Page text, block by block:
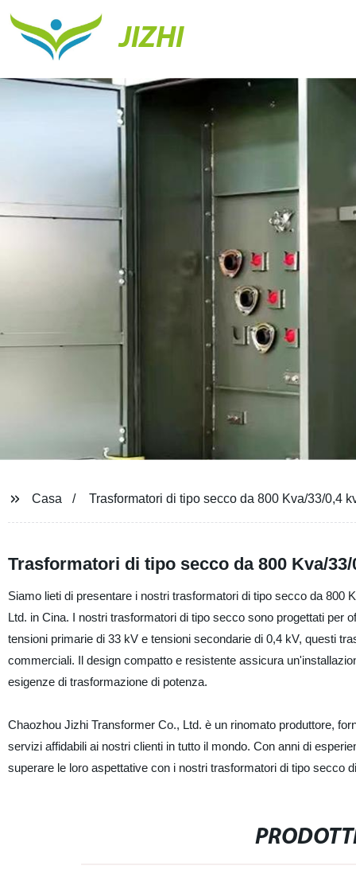
JIZHI
Casa Trasformatori di tipo secco da 800 Kva/33/0,4
Trasformatori di tipo secco da 800 Kva/
Siamo lieti di presentare i nostri trasformatori di tipo secco da 800
Ltd. in Cina. I nostri trasformatori di tipo secco sono progettati per
tensioni primarie di 33 kV e tensioni secondarie di 0,4 kV, questi
commerciali. Il design compatto e resistente assicura
esigenze di trasformazione di potenza.
Chaozhou Jizhi Transformer Co., Ltd. è un rinomato produttore,
servizi affidabili ai nostri clienti in tutto il mondo. Con anni di
superare le loro aspettative con i nostri trasformatori di tipo secco